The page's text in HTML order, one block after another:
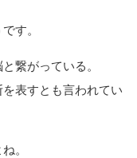
す。
繋がっている。
表すとも言われてい
。